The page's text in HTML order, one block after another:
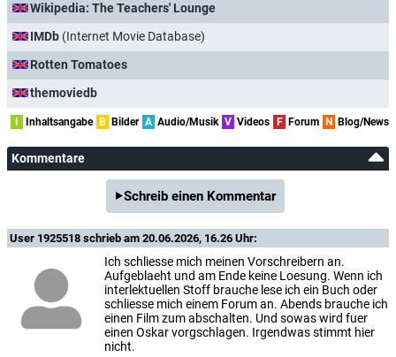
Wikipedia: The Teachers' Lounge
IMDb (Internet Movie Database)
Rotten Tomatoes
themoviedb
Inhaltsangabe B Bilder A Audio/Musik V Videos F Forum N Blog/News
Kommentare
Schreib einen Kommentar
User 1925518 schrieb am 20.06.2026, 16.26 Uhr:
Ich schliesse mich meinen Vorschreibern an.
Aufgeblaeht und am Ende keine Loesung. Wenn ich
interlektuellen Stoff brauche lese ich ein Buch oder
schliesse mich einem Forum an. Abends brauche ich
einen Film zum abschalten. Und sowas wird fuer
einen Oskar vorgschlagen. Irgendwas stimmt hier
nicht.